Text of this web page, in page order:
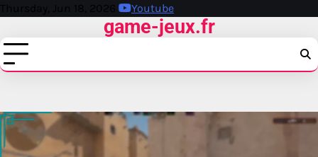
Skip
content
Thursday, Jun 18, 2026 Youtube
game-jeux.fr